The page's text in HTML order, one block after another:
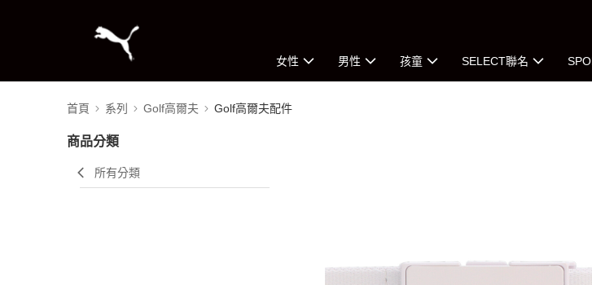
女性 男性 孩童 SELECT聯名
首頁 系列 Golf高爾夫 Golf高爾夫配件
商品分類
所有分類